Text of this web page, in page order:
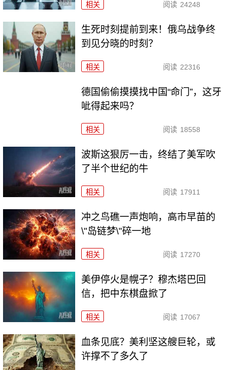
相关 阅读 24248
生死时刻提前到来！俄乌战争终
到见分晓的时刻？
相关 阅读 22316
德国偷偷摸摸找中国“命门”，这牙
呲得起来吗？
相关 阅读 18558
波斯这狠厉一击，终结了美军吹
了半个世纪的牛
相关 阅读 17911
冲之鸟礁一声炮响，高市早苗的
\"岛链梦\"碎一地
相关 阅读 17270
美伊停火是幌子？穆杰塔巴回
信，把中东棋盘掀了
相关 阅读 17067
血条见底？美利坚这艘巨轮，或
许撑不了多久了